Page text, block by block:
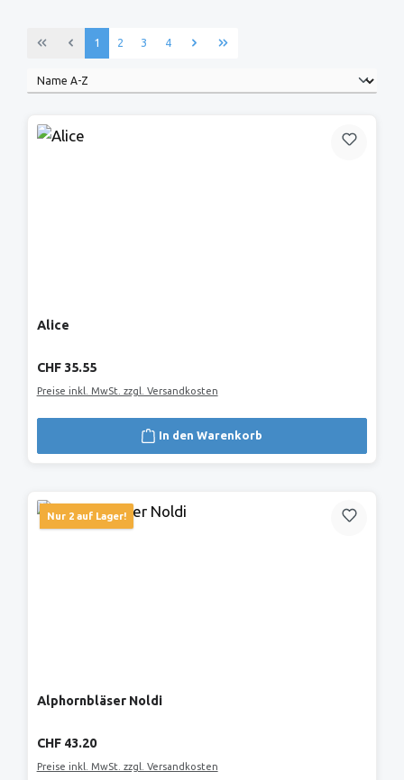
Seite
1 Seite
2 Seite
3 Seite
4
Alice
Regulärer Preis:
CHF 35.55
Preise inkl. MwSt. zzgl. Versandkosten
In den Warenkorb
Nur 2 auf Lager!
Alphornbläser Noldi
Regulärer Preis:
CHF 43.20
Preise inkl. MwSt. zzgl. Versandkosten